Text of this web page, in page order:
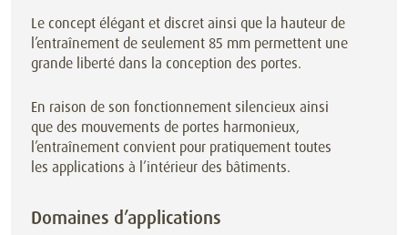
Le concept élégant et discret ainsi que la hauteur de
l’entraînement de seulement 85 mm permettent une
grande liberté dans la conception des portes.
En raison de son fonctionnement silencieux ainsi
que des mouvements de portes harmonieux,
l’entraînement convient pour pratiquement toutes
les applications à l’intérieur des bâtiments.
Domaines d’applications